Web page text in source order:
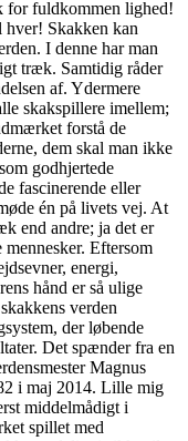
for fuldkommen lighed!
Skakken kan
I denne har man
træk. Samtidig råder
af. Ydermere
skakspillere imellem;
forstå de
dem skal man ikke
godhjertede
fascinerende eller
én på livets vej. At
end andre; ja det er
Eftersom
energi,
hånd er så ulige
verden
der løbende
Det spænder fra en
Magnus
i maj 2014. Lille mig
middelmådigt i
spillet med